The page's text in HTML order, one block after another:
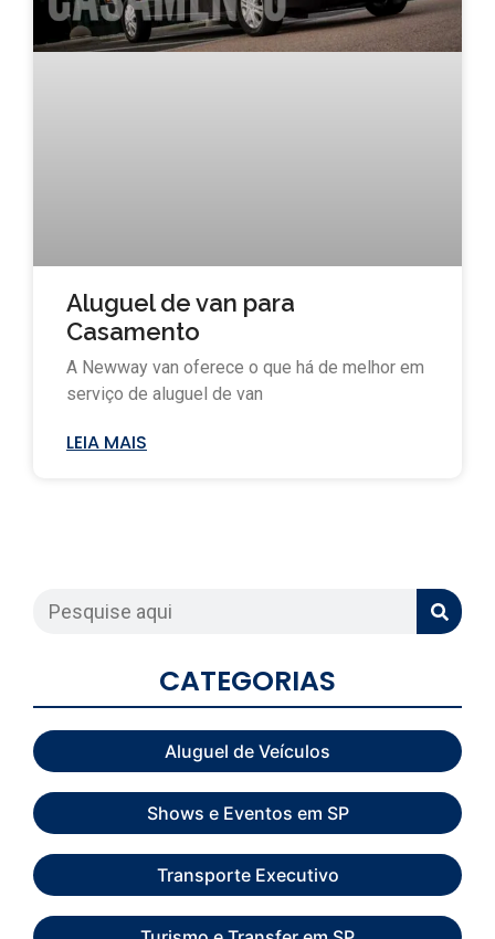
Aluguel de van para
Casamento
A Newway van oferece o que há de melhor em
serviço de aluguel de van
LEIA MAIS
CATEGORIAS
Aluguel de Veículos
Shows e Eventos em SP
Transporte Executivo